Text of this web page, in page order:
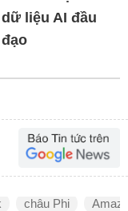
liệu AI đầu
châu Phi